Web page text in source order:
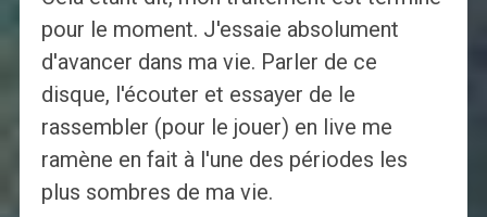
pour le moment. J'essaie absolument
d'avancer dans ma vie. Parler de ce
disque, l'écouter et essayer de le
rassembler (pour le jouer) en live me
ramène en fait à l'une des périodes les
plus sombres de ma vie.